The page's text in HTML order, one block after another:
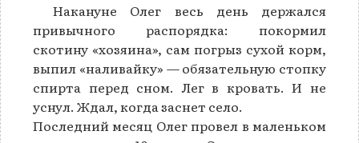
Накануне Олег весь день держался
привычного распорядка: покормил
скотину «хозяина», сам погрыз сухой корм,
выпил «наливайку» — обязательную стопку
спирта перед сном. Лег в кровать. И не
уснул. Ждал, когда заснет село.
Последний месяц Олег провел в маленьком